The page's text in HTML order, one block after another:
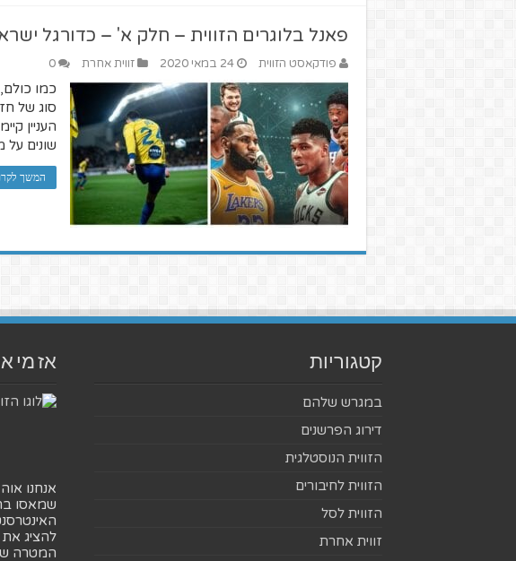
פאנל בלוגרים הזווית – חלק א' – כדורגל
פודקאסט הזווית 24 במאי 2020 זווית אחרת 0
כמו
סוג של
העניין
שונים
המשך
קטגוריות
במגרש שלהם
דירוג הפרשנים
הזווית הנוסטלגית
הזווית לחיבורים
הזווית לסל
זווית אחרת
אז מי
אנחנו
שמאסו
להציג את
המטרה